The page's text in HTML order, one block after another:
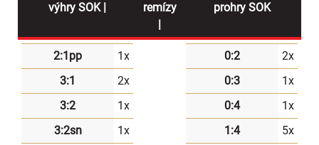
výhry SOK |
remízy
|
prohry SOK
2:1pp
1x
3:1
2x
3:2
1x
3:2sn
1x
0:2
2x
0:3
1x
0:4
1x
1:4
5x